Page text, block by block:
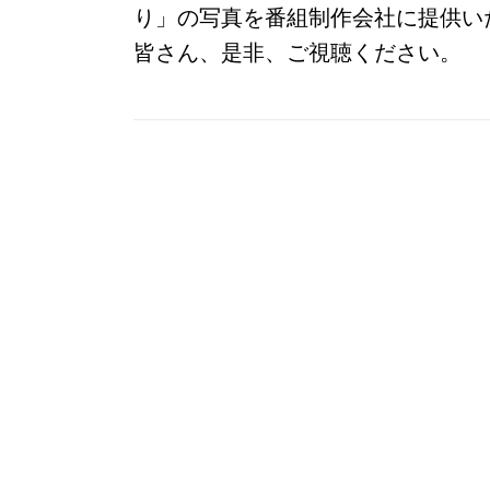
り」の写真を番組制作会社に提供い
皆さん、是非、ご視聴ください。